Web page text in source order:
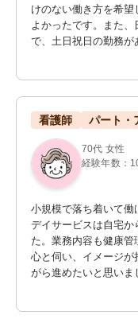
けのない働き方を希
よかったです。また
で、土日祝日の勤務が
看護師 パート・
70代 女性
経験年数：
小規模で落ち着いて
デイサービスは自宅か
た。業務内容も健康
心と伺い、イメージが
がら進めたいと思いま